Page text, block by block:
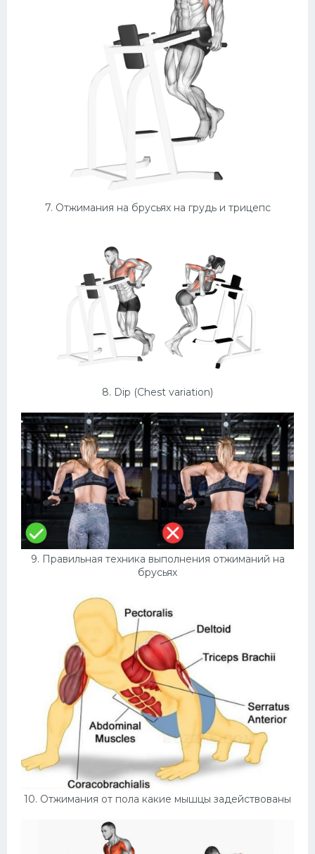
7. Отжимания на брусьях на грудь и трицепс
8. Dip (Chest variation)
9. Правильная техника выполнения отжиманий на
брусьях
10. Отжимания от пола какие мышцы задействованы